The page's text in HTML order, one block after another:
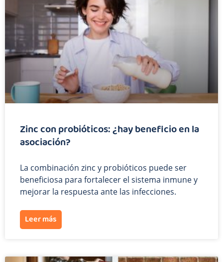
Zinc con probióticos: ¿hay beneficio en la
asociación?
La combinación zinc y probióticos puede ser
beneficiosa para fortalecer el sistema inmune y
mejorar la respuesta ante las infecciones.
Leer más